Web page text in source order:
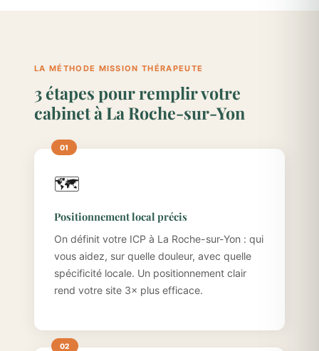
LA MÉTHODE MISSION THÉRAPEUTE
3 étapes pour remplir votre
cabinet à La Roche-sur-Yon
🗺️
Positionnement local précis
On définit votre ICP à La Roche-sur-Yon : qui
vous aidez, sur quelle douleur, avec quelle
spécificité locale. Un positionnement clair
rend votre site 3× plus efficace.